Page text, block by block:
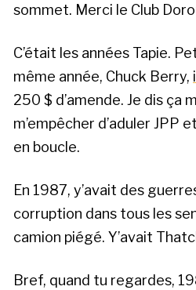
sommet. Merci le Club
C’était les années Tapie.
même année, Chuck Berry,
250 $ d’amende. Je dis ça
m’empêcher d’aduler JPP
en boucle.
En 1987, y’avait des
corruption dans tous les
camion piégé. Y’avait
Bref, quand tu regardes,